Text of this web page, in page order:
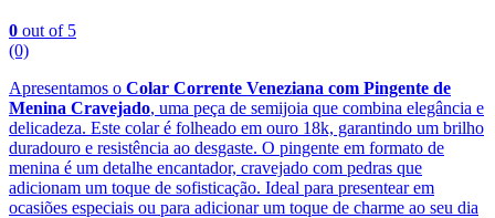
0 out of 5
(0)
Apresentamos o Colar Corrente Veneziana com Pingente de
Menina Cravejado, uma peça de semijoia que combina elegância e
delicadeza. Este colar é folheado em ouro 18k, garantindo um brilho
duradouro e resistência ao desgaste. O pingente em formato de
menina é um detalhe encantador, cravejado com pedras que
adicionam um toque de sofisticação. Ideal para presentear em
ocasiões especiais ou para adicionar um toque de charme ao seu dia